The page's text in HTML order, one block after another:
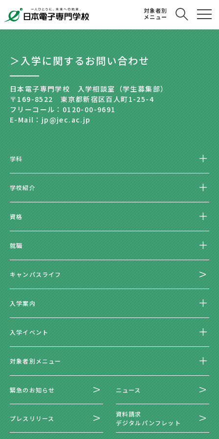
対象者別
メニュー
＞入学に関するお問い合わせ
日本電子専門学校 入学相談室（学生募集部）
〒169-8522 東京都新宿区百人町1-25-4
フリーコール：0120-00-9691
E-Mail：jp@jec.ac.jp
学科
学校紹介
資格
就職
キャンパスライフ
入学案内
入学イベント
対象者別メニュー
緊急のお知らせ ニュース
プレスリリース
資料請求
デジタルパンフレット